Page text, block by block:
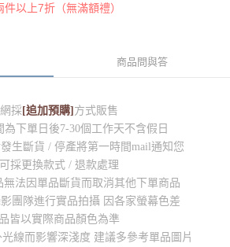
以上7折（無滿額禮）
商品問與答
採[追加預購]方式販售
為下單日後7-30個工作天不含假日
生斷貨 / 停產將第一時間mail通知您
採更換款式 / 退款處理
無法因單品斷貨而取消其他下單商品
團隊進行實品拍攝 因各家螢幕色差
皆以實際商品顏色為準
線而影響深淺度 建議多參考單品圖片